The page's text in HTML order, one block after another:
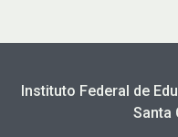
Instituto Federal de
Santa